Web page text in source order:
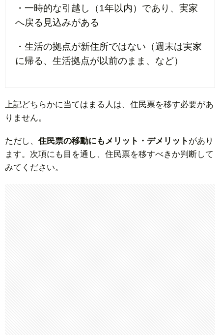
・一時的な引越し（1年以内）であり、実家
へ戻る見込みがある
・生活の拠点が新住所ではない（週末は実家
に帰る、生活拠点が以前のまま、など）
上記どちらかに当てはまる人は、住民票を移す必要があ
りません。
ただし、住民票の移動にもメリット・デメリット があり
ます。次項にも目を通し、住民票を移すべきか判断して
みてください。